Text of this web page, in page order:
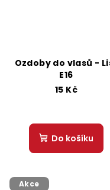
Ozdoby do vlasů -
E16
15 Kč
Do košíku
Akce